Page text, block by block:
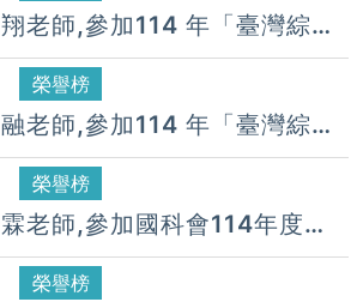
老師,參加114 年「臺灣綜合
者創新研發成果選拔」，榮
獎項「佳作獎」。(114.10.13)
榮譽榜
老師,參加114 年「臺灣綜合
者創新研發成果選拔」，榮
獎項「優等獎」。(114.10.13)
榮譽榜
老師,參加國科會114年度航
畫成果發表會，榮獲-最佳海
。(114.12.05)
榮譽榜